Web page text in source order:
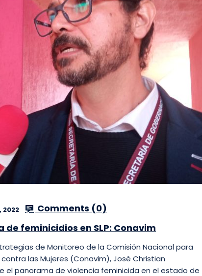
2022 Comments (0)
feminicidios en SLP: Conavim
de Monitoreo de la Comisión Nacional para
contra las Mujeres (Conavim), José Christian
el panorama de violencia feminicida en el estado de